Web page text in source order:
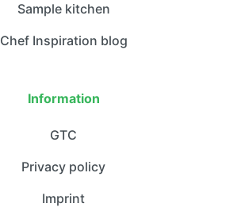
Sample kitchen
Chef Inspiration blog
Information
GTC
Privacy policy
Imprint